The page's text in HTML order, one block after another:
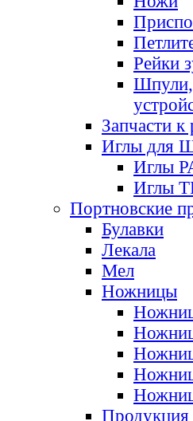
Рейки
Шпули,
Запчасти
Иглы для
Иглы
Иглы
Портновские
Булавки
Лекала
Мел
Ножницы
Продукция